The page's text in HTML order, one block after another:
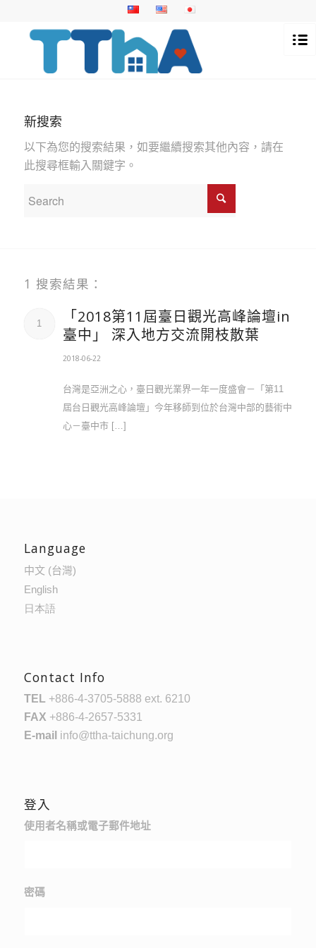
新搜索
以下為您的搜索結果，如要繼續搜索其他內容，請在
此搜尋框輸入關鍵字。
1 搜索結果：
1
「2018第11屆臺日觀光高峰論壇in
臺中」 深入地方交流開枝散葉
2018-06-22
台灣是亞洲之心，臺日觀光業界一年一度盛會－「第11
屆台日觀光高峰論壇」今年移師到位於台灣中部的藝術中
心－臺中市 […]
Language
中文 (台灣)
English
日本語
Contact Info
TEL +886-4-3705-5888 ext. 6210
FAX +886-4-2657-5331
E-mail info@ttha-taichung.org
登入
使用者名稱或電子郵件地址
密碼